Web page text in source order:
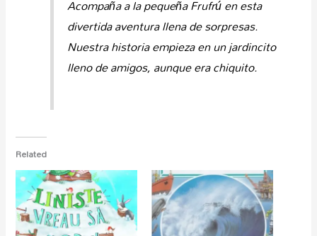
Acompaña a la pequeñaFrufrúen esta
divertida aventura llena de sorpresas.
Nuestra historia empieza en un jardincito
lleno de amigos, aunque era chiquito.
Related